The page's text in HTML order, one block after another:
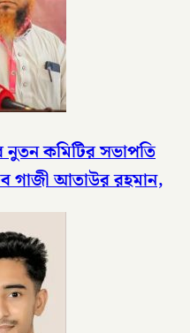
কমিটির সভাপতি
গাজী আতাউর রহমান,